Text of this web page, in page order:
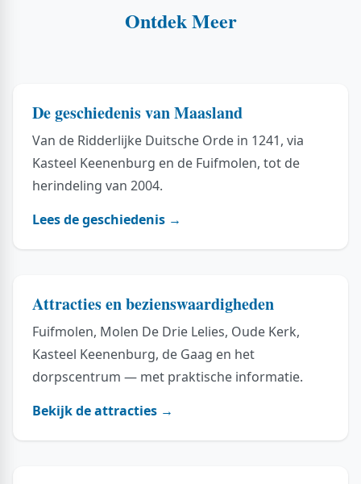
Ontdek Meer
De geschiedenis van Maasland
Van de Ridderlijke Duitsche Orde in 1241, via
Kasteel Keenenburg en de Fuifmolen, tot de
herindeling van 2004.
Lees de geschiedenis →
Attracties en bezienswaardigheden
Fuifmolen, Molen De Drie Lelies, Oude Kerk,
Kasteel Keenenburg, de Gaag en het
dorpscentrum — met praktische informatie.
Bekijk de attracties →